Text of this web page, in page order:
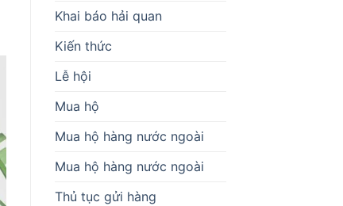
Khai báo hải quan
Kiến thức
Lễ hội
Mua hộ
Mua hộ hàng nước ngoài
Mua hộ hàng nước ngoài
Thủ tục gửi hàng